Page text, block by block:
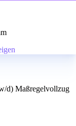
d) Maßregelvollzug